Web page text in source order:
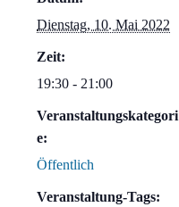
Dienstag, 10. Mai 2022
Zeit:
19:30 - 21:00
Veranstaltungskategori
e:
Öffentlich
Veranstaltung-Tags: